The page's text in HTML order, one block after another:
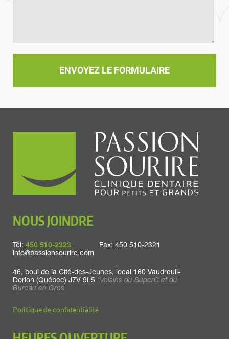
NOUS JOINDRE
Tél: 450 510-2323
Fax: 450 510-2321
info@passionsourire.com
46, boul de la Cité-des-Jeunes, local 160 Vaudreuil-
Dorion (Québec) J7V 9L5 *Voisins du SuperC et du
Bureau en Gros
Politique de confidentialité